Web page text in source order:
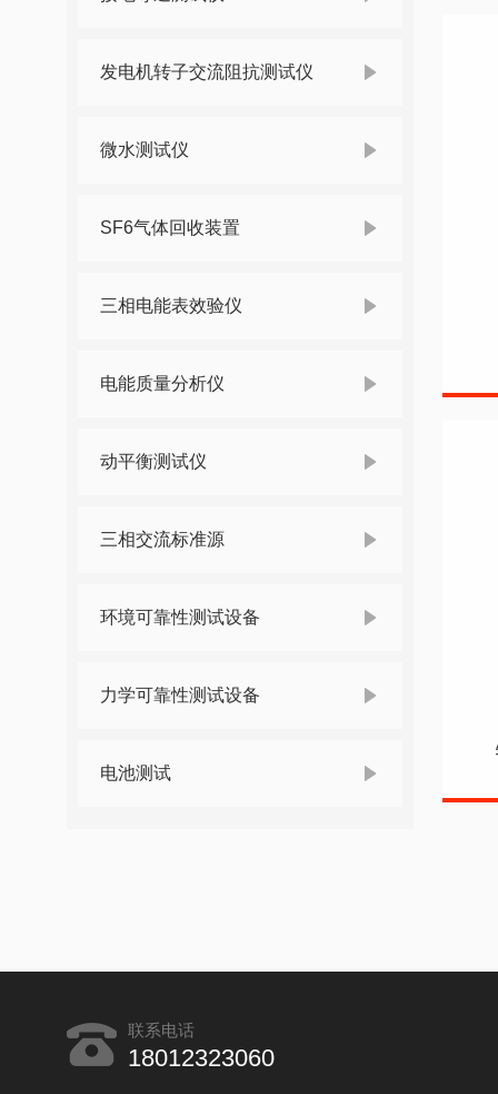
发电机转子交流阻抗测试仪
微水测试仪
SF6气体回收装置
三相电能表效验仪
电能质量分析仪
动平衡测试仪
三相交流标准源
环境可靠性测试设备
力学可靠性测试设备
电池测试
联系电话
18012323060